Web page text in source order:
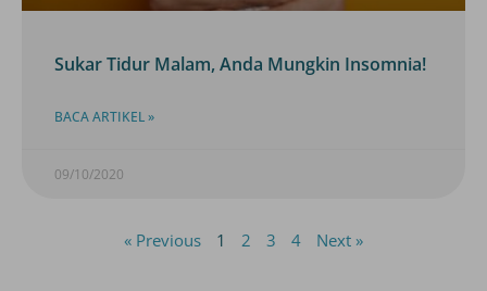
Sukar Tidur Malam, Anda Mungkin Insomnia!
BACA ARTIKEL »
09/10/2020
« Previous 1 2 3 4 Next »